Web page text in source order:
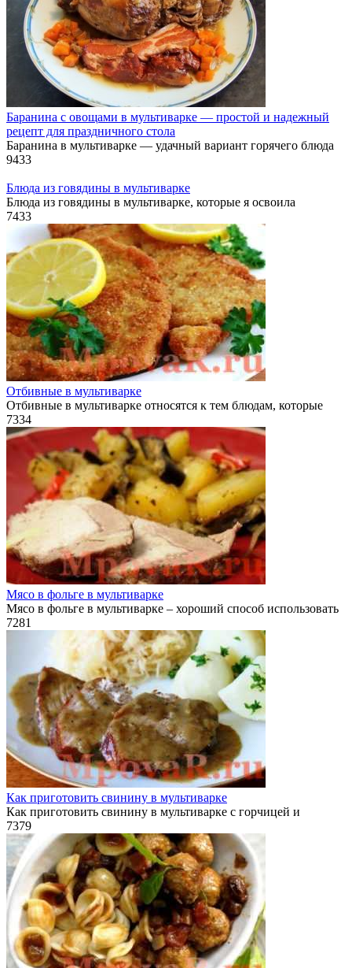
Баранина с овощами в мультиварке — простой и надежный
рецепт для праздничного стола
Баранина в мультиварке — удачный вариант горячего блюда
9433
Блюда из говядины в мультиварке
Блюда из говядины в мультиварке, которые я освоила
7433
Отбивные в мультиварке
Отбивные в мультиварке относятся к тем блюдам, которые
7334
Мясо в фольге в мультиварке
Мясо в фольге в мультиварке – хороший способ использовать
7281
Как приготовить свинину в мультиварке
Как приготовить свинину в мультиварке с горчицей и
7379